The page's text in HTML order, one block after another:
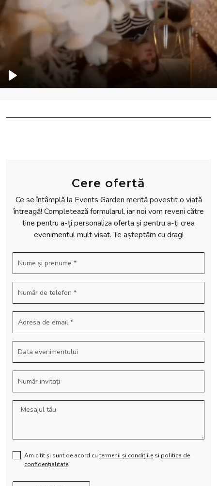
Play
Cere ofertă
Ce se întâmplă la Events Garden merită povestit o viață
întreagă! Completează formularul, iar noi vom reveni către
tine pentru a-ți personaliza oferta și pentru a-ți crea
evenimentul mult visat. Te așteptăm cu drag!
Am citit și sunt de acord cu termenii și condițiile si politica de
confidențialitate